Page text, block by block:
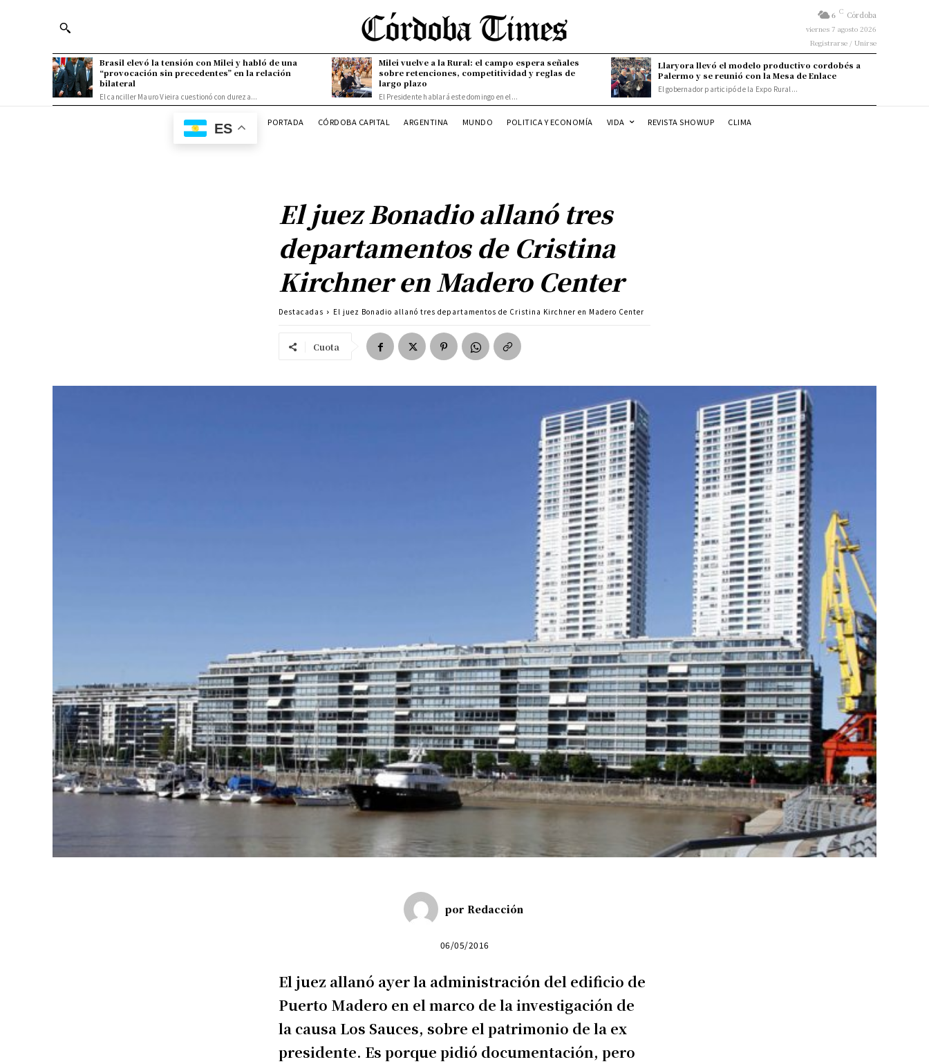
6 C Córdoba
viernes 7 agosto 2026
Registrarse / Unirse
Brasil elevó la tensión con Milei y habló de una
“provocación sin precedentes” en la relación
bilateral
El canciller Mauro Vieira cuestionó con dureza...
Milei vuelve a la Rural: el campo espera señales
sobre retenciones, competitividad y reglas de
largo plazo
El Presidente hablará este domingo en el...
Llaryora llevó el modelo productivo cordobés a
Palermo y se reunió con la Mesa de Enlace
El gobernador participó de la Expo Rural...
ES PORTADA CÓRDOBA CAPITAL ARGENTINA MUNDO POLITICA Y ECONOMÍA VIDA REVISTA SHOWUP CLIMA
El juez Bonadio allanó tres
departamentos de Cristina
Kirchner en Madero Center
Destacadas El juez Bonadio allanó tres departamentos de Cristina Kirchner en Madero Center
Cuota
por Redacción
06/05/2016
El juez allanó ayer la administración del edificio de
Puerto Madero en el marco de la investigación de
la causa Los Sauces, sobre el patrimonio de la ex
presidente. Es porque pidió documentación, pero